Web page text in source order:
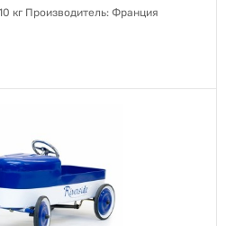
кг Производитель: Франция